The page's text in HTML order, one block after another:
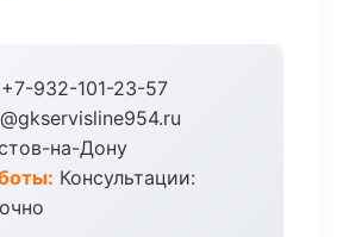
+7-932-101-23-57
на-Дону
Консультации: